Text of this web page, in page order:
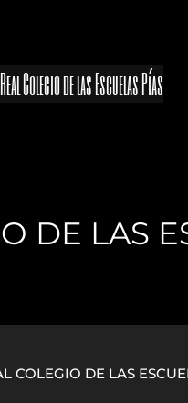
Real Colegio de las Escuelas Pías
DE LAS
COLEGIO DE LAS